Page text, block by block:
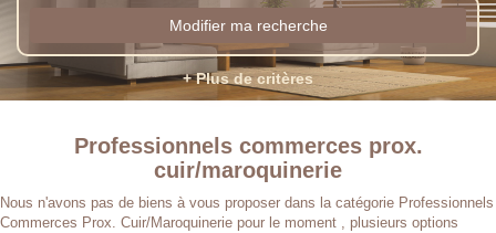
Modifier ma recherche
+ Plus de critères
Professionnels commerces prox.
cuir/maroquinerie
Nous n'avons pas de biens à vous proposer dans la catégorie Professionnels
Commerces Prox. Cuir/Maroquinerie pour le moment , plusieurs options